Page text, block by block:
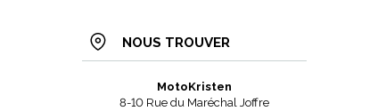
NOUS TROUVER
MotoKristen
8-10 Rue du Maréchal Joffre